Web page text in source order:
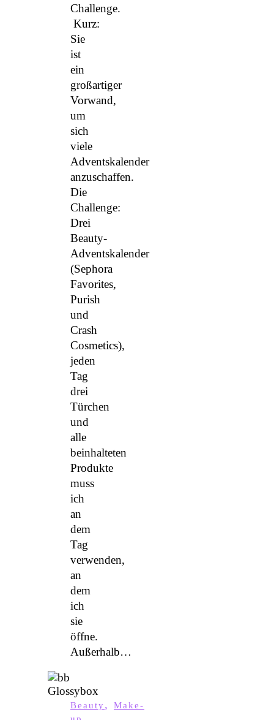
Challenge.
Kurz:
Sie
ist
ein
großartiger
Vorwand,
um
sich
viele
Adventskalender
anzuschaffen.
Die
Challenge:
Drei
Beauty-
Adventskalender
(Sephora
Favorites,
Purish
und
Crash
Cosmetics),
jeden
Tag
drei
Türchen
und
alle
beinhalteten
Produkte
muss
ich
an
dem
Tag
verwenden,
an
dem
ich
sie
öffne.
Außerhalb…
Beauty,
Make-